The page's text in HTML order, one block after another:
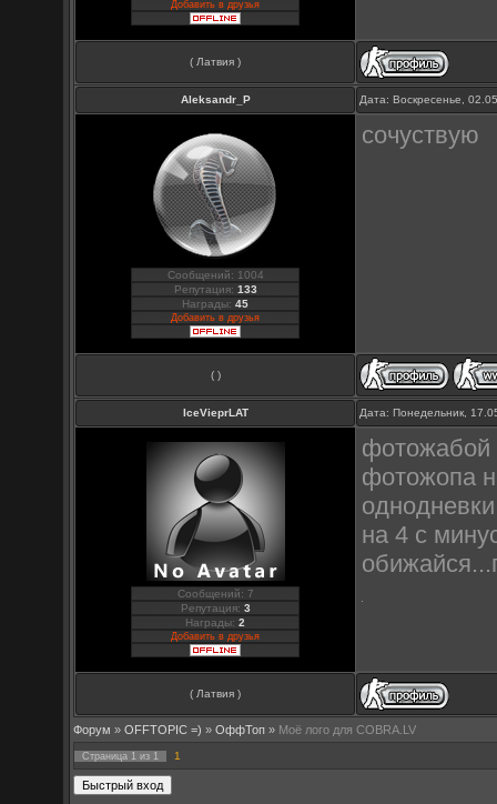
Добавить в друзья
( Латвия )
Aleksandr_P Дата: Воскресенье,
Сообщений: 1004
Репутация: 133
Награды:45
Добавить в друзья
сочуствую
( )
IceVieprLAT Дата: Понедельник,
Сообщений: 7
Репутация: 3
Награды:2
Добавить в друзья
фотожабой
фотожопа
на 4 с
( Латвия )
Форум » OFFTOPIC =) » OффТоп » Моё лого для COBRA.LV
Страница 1 из 1 1